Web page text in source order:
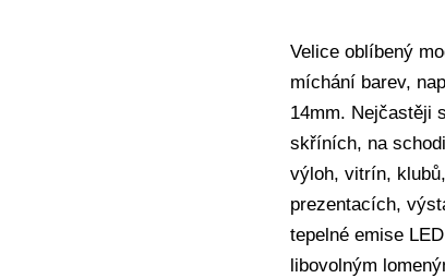
Velice oblíbený
míchání barev,
14mm. Nejčastěji
skříních, na
výloh, vitrín,
prezentacích,
tepelné emise
libovolným